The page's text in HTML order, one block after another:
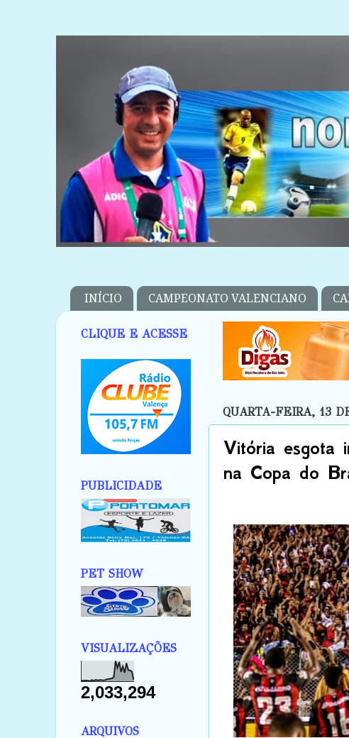
INÍCIO CAMPEONATO VALENCIANO
QUARTA-FEIRA, 13
Vitória esgota
na Copa do
CLIQUE E ACESSE
PUBLICIDADE
PET SHOW
VISUALIZAÇÕES
2,033,294
ARQUIVOS